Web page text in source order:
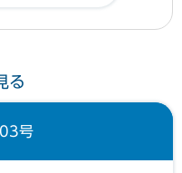
る
号